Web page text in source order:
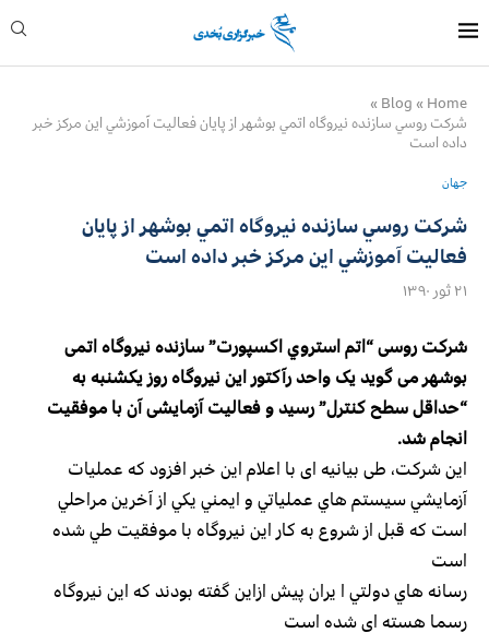
Home
»
Blog
»
شركت روسي سازنده نيروگاه اتمي بوشهر از پايان فعاليت آموزشي اين مركز خبر
داده است
جهان
شركت روسي سازنده نيروگاه اتمي بوشهر از پايان
فعاليت آموزشي اين مركز خبر داده است
۲۱ ثور ۱۳۹۰
شرکت روسی “اتم استروي اكسپورت” سازنده نیروگاه اتمی
بوشهر می گوید یک واحد رآکتور این نیروگاه روز یکشنبه به
“حداقل سطح کنترل” رسید و فعالیت آزمایشی آن با موفقیت
انجام شد.
اين شركت، طی بیانیه ای با اعلام این خبر افزود كه عمليات
آزمايشي سيستم هاي عملياتي و ايمني يكي از آخرين مراحلي
است كه قبل از شروع به كار اين نيروگاه با موفقيت طي شده
است
رسانه هاي دولتي ا يران پيش ازاين گفته بودند كه اين نيروگاه
رسما هسته اي شده است